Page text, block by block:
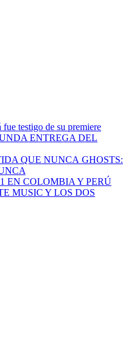
testigo de su premiere
ENTREGA DEL
GHOSTS:
EN COLOMBIA Y PERÚ
MUSIC Y LOS DOS